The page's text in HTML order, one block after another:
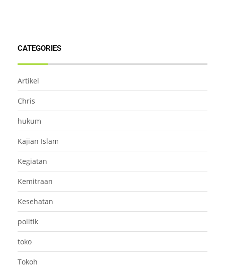
CATEGORIES
Artikel
Chris
hukum
Kajian Islam
Kegiatan
Kemitraan
Kesehatan
politik
toko
Tokoh